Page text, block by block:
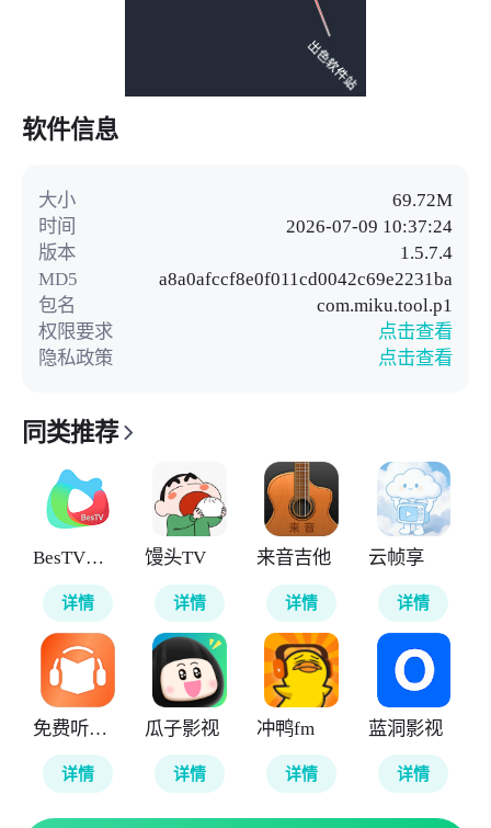
软件信息
大小
69.72M
时间
2026-07-09 10:37:24
版本
1.5.7.4
MD5
a8a0afccf8e0f011cd0042c69e2231ba
包名
com.miku.tool.p1
权限要求
点击查看
隐私政策
点击查看
同类推荐
BesTV粤视厅
详情
馒头TV
详情
来音吉他
详情
云帧享
详情
免费听书王
详情
瓜子影视
详情
冲鸭fm
详情
蓝洞影视
详情